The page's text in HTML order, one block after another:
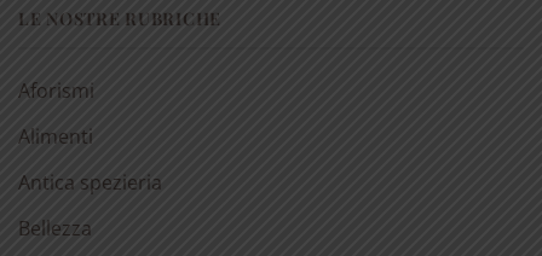
LE NOSTRE RUBRICHE
Aforismi
Alimenti
Antica spezieria
Bellezza